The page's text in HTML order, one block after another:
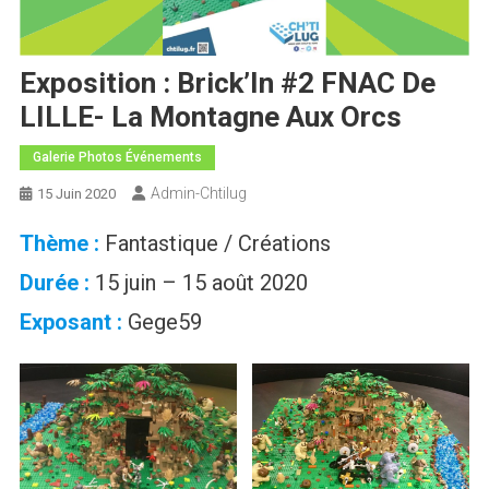
Exposition : Brick’In #2 FNAC De
LILLE- La Montagne Aux Orcs
Galerie Photos Événements
15 Juin 2020 Admin-Chtilug
Thème : Fantastique / Créations
Durée : 15 juin – 15 août 2020
Exposant : Gege59